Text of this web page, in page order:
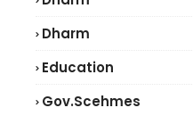
Dharm
Education
Gov.scehmes